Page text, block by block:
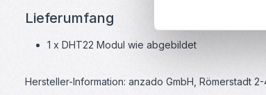
Lieferumfang
1 x DHT22 Modul wie abgebildet
Hersteller-Information: anzado GmbH, Römerstadt